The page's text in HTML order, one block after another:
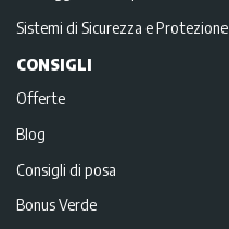
Sistemi di Sicurezza e Protezione
CONSIGLI
Offerte
Blog
Consigli di posa
Bonus Verde